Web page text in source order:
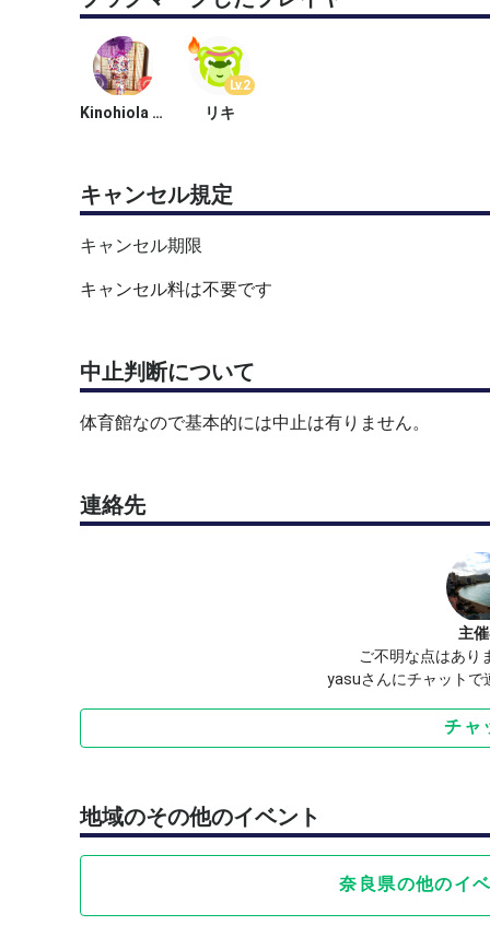
Kinohiola /キノヒオラ/はるみ
Lv.2
リキ
キャンセル規定
キャンセル期限
キャンセル料は不要です
中止判断について
体育館なので基本的には中止は有りません。
連絡先
主
ご不明な点はあり
yasuさんにチャットで
チャ
地域のその他のイベント
奈良県の他のイ